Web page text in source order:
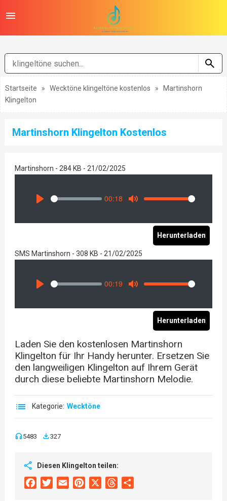
Startseite » Wecktöne klingeltöne kostenlos »
Martinshorn
Klingelton
Martinshorn Klingelton Kostenlos
Martinshorn - 284 KB - 21/02/2025
Seek
00:18
Volume
Herunterladen
SMS Martinshorn - 308 KB - 21/02/2025
Seek
00:19
Volume
Herunterladen
Laden Sie den kostenlosen Martinshorn
Klingelton für Ihr Handy herunter. Ersetzen Sie
den langweiligen Klingelton auf Ihrem Gerät
durch diese beliebte Martinshorn Melodie.
Kategorie: Wecktöne
5483 327
Diesen Klingelton teilen:
FacebookTwitterEmail Pinterest Threads